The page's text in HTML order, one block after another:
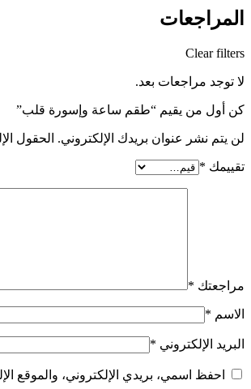
المراجعات
Clear filters
لا توجد مراجعات بعد.
كن أول من يقيم “طقم ساعة وإسورة قلب”
لن يتم نشر عنوان بريدك الإلكتروني. الحقول
تقييمك *
مراجعتك *
الاسم *
البريد الإلكتروني *
احفظ اسمي، بريدي الإلكتروني، والموقع